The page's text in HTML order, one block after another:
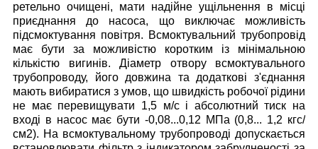
ретельно очищені, мати надійне ущільнення в місці
приєднання до насоса, що виключає можливість
підсмоктування повітря. Всмоктувальний трубопровід
має бути за можливістю коротким із мінімальною
кількістю вигинів. Діаметр отвору всмоктувального
трубопроводу, його довжина та додаткові з'єднання
мають вибиратися з умов, що швидкість робочої рідини
не має перевищувати 1,5 м/с і абсолютний тиск на
вході в насос має бути -0,08...0,12 МПа (0,8... 1,2 кгс/
см2). На всмоктувальному трубопроводі допускається